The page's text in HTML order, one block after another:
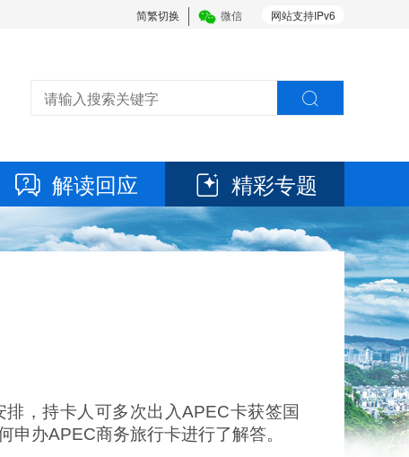
网站支持IPv6
简繁切换 微信
解读回应 精彩专题
，持卡人可多次出入APEC卡获签国
办APEC商务旅行卡进行了解答。